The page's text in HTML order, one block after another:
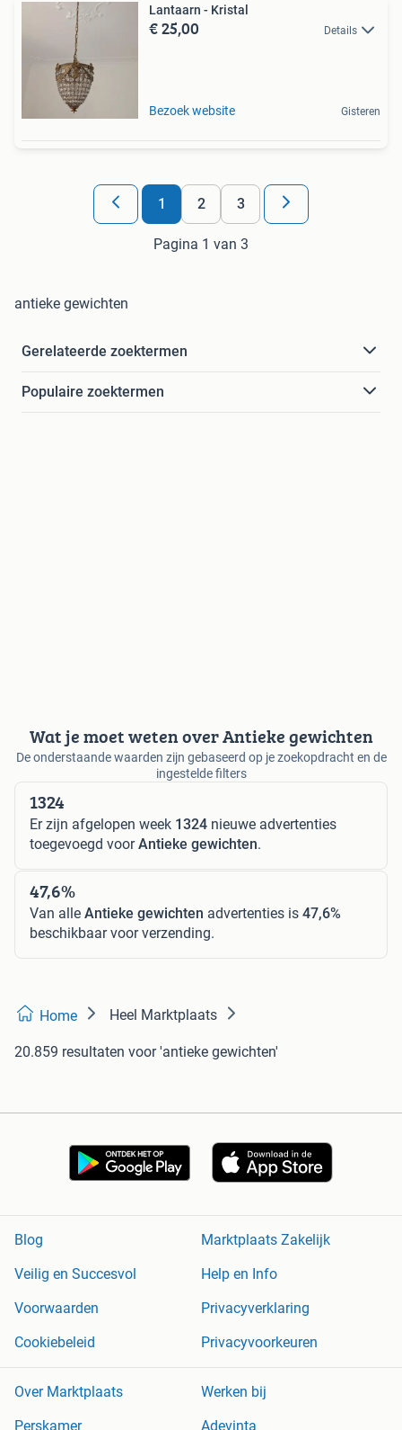
Lantaarn - Kristal
€ 25,00 Details
Bezoek website Gisteren
1 2 3
Pagina 1 van 3
antieke gewichten
Gerelateerde zoektermen
Populaire zoektermen
Wat je moet weten over Antieke gewichten
De onderstaande waarden zijn gebaseerd op je zoekopdracht en de
ingestelde filters
1324
Er zijn afgelopen week 1324 nieuwe advertenties
toegevoegd voorAntieke gewichten.
47,6%
Van alle Antieke gewichten advertenties is 47,6%
beschikbaar voor verzending.
Home Heel Marktplaats
20.859 resultaten voor 'antieke gewichten'
Blog
Marktplaats Zakelijk
Veilig en Succesvol
Help en Info
Voorwaarden
Privacyverklaring
Cookiebeleid
Privacyvoorkeuren
Over Marktplaats
Werken bij
Perskamer
Adevinta